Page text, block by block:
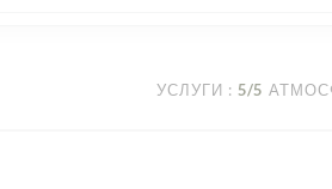
УСЛУГИ : 5/5